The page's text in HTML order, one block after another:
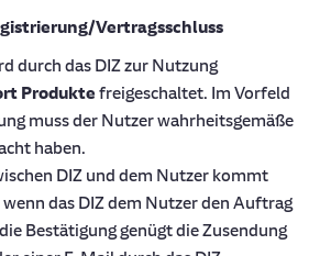
Vertragsschluss
durch das DIZ zur Nutzung
Produkte freigeschaltet. Im Vorfeld
muss der Nutzer wahrheitsgemäße
haben.
DIZ und dem Nutzer kommt
das DIZ dem Nutzer den Auftrag
Bestätigung genügt die Zusendung